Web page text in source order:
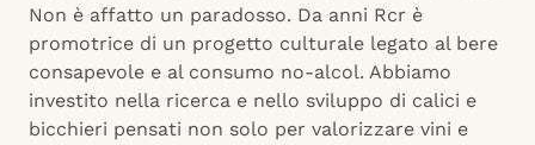
Non è affatto un paradosso. Da anni Rcr è
promotrice di un progetto culturale legato al bere
consapevole e al consumo no-alcol. Abbiamo
investito nella ricerca e nello sviluppo di calici e
bicchieri pensati non solo per valorizzare vini e